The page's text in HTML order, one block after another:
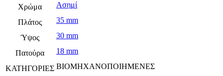
Χρώμα Ασημί
Πλάτος 35 mm
Ύψος 30 mm
Πατούρα 18 mm
ΚΑΤΗΓΟΡΙΕΣ ΒΙΟΜΗΧΑΝΟΠΟΙΗΜΕΝΕΣ